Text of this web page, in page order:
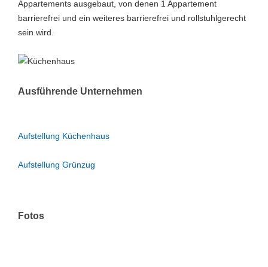
Appartements ausgebaut, von denen 1 Appartement
barrierefrei und ein weiteres barrierefrei und rollstuhlgerecht
sein wird.
Ausführende Unternehmen
Aufstellung Küchenhaus
Aufstellung Grünzug
Fotos